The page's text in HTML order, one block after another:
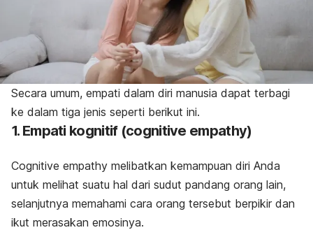
Secara umum, empati dalam diri manusia dapat terbagi
ke dalam tiga jenis seperti berikut ini.
1. Empati kognitif (cognitive empathy)
Cognitive empathy melibatkan kemampuan diri Anda
untuk melihat suatu hal dari sudut pandang orang lain,
selanjutnya memahami cara orang tersebut berpikir dan
ikut merasakan emosinya.